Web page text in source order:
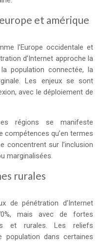
et amérique
l’Europe occidentale et
d’Internet approche la
population connectée, la
Les enjeux se sont
avec le déploiement de
régions se manifeste
compétences qu’en termes
concentrent sur l’inclusion
marginalisées.
rurales
de pénétration d’Internet
mais avec de fortes
et rurales. Les reliefs
dans certaines